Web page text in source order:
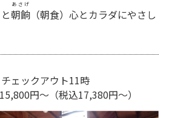
と朝餉
あさげ
（朝食）心とカラダにやさし
ェックアウト11時
円～（税込17,380円～）